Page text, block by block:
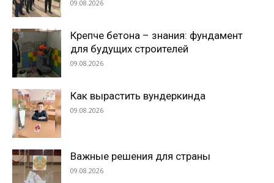
09.08.2026
Крепче бетона – знания: фундамент
для будущих строителей
09.08.2026
Как вырастить вундеркинда
09.08.2026
Важные решения для страны
09.08.2026